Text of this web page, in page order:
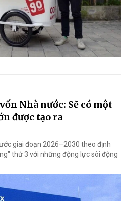
Nhà nước: Sẽ có một
được tạo ra
giai đoạn 2026–2030 theo định
thứ 3 với những động lực sôi động